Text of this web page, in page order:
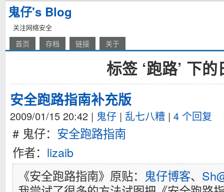
鬼仔's Blog
关注网络安全
首页 存档 链接 关于
标签 ‘跑路’ 下的
安全跑路指南补充版
2009/01/15 20:42 | 鬼仔 | 乱七八糟 | 4 个回复
# 鬼仔： 安全跑路指南
作者： lizaib
《安全跑路指南》原贴： 鬼仔博客、